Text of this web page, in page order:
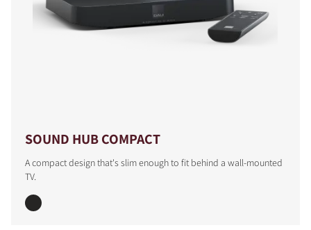
SOUND HUB COMPACT
A compact design that's slim enough to fit behind a wall-mounted
TV.